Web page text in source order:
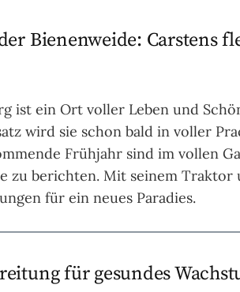
Bienenweide: Carstens
ist ein Ort voller Leben und
wird sie schon bald in voller
Frühjahr sind im vollen
zu berichten. Mit seinem Traktor
für ein neues Paradies.
für gesundes